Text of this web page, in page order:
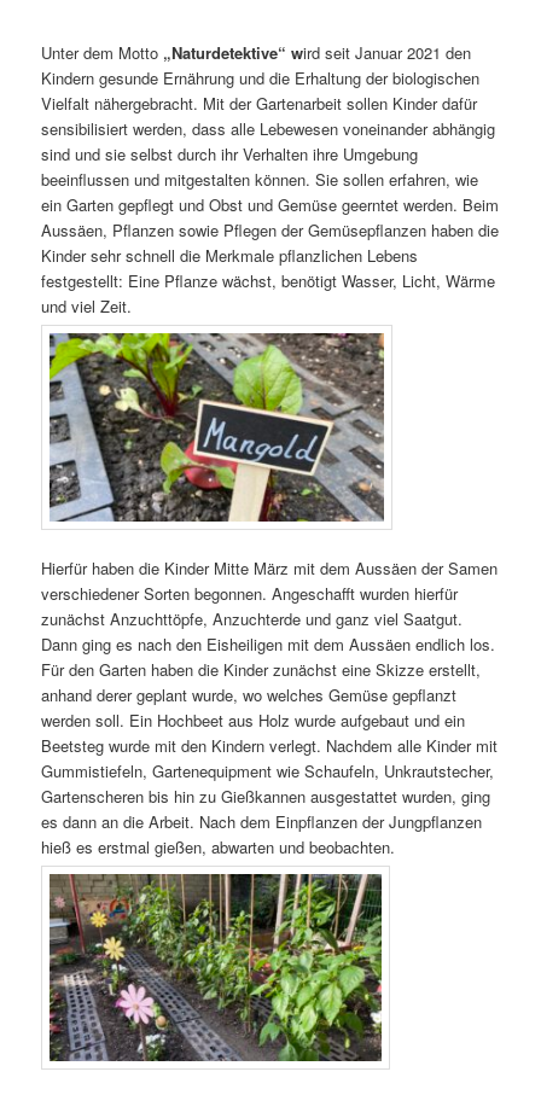
Unter dem Motto „Naturdetektive“ wird seit Januar 2021 den
Kindern gesunde Ernährung und die Erhaltung der biologischen
Vielfalt nähergebracht. Mit der Gartenarbeit sollen Kinder dafür
sensibilisiert werden, dass alle Lebewesen voneinander abhängig
sind und sie selbst durch ihr Verhalten ihre Umgebung
beeinflussen und mitgestalten können. Sie sollen erfahren, wie
ein Garten gepflegt und Obst und Gemüse geerntet werden. Beim
Aussäen, Pflanzen sowie Pflegen der Gemüsepflanzen haben die
Kinder sehr schnell die Merkmale pflanzlichen Lebens
festgestellt: Eine Pflanze wächst, benötigt Wasser, Licht, Wärme
und viel Zeit.
Hierfür haben die Kinder Mitte März mit dem Aussäen der Samen
verschiedener Sorten begonnen. Angeschafft wurden hierfür
zunächst Anzuchttöpfe, Anzuchterde und ganz viel Saatgut.
Dann ging es nach den Eisheiligen mit dem Aussäen endlich los.
Für den Garten haben die Kinder zunächst eine Skizze erstellt,
anhand derer geplant wurde, wo welches Gemüse gepflanzt
werden soll. Ein Hochbeet aus Holz wurde aufgebaut und ein
Beetsteg wurde mit den Kindern verlegt. Nachdem alle Kinder mit
Gummistiefeln, Gartenequipment wie Schaufeln, Unkrautstecher,
Gartenscheren bis hin zu Gießkannen ausgestattet wurden, ging
es dann an die Arbeit. Nach dem Einpflanzen der Jungpflanzen
hieß es erstmal gießen, abwarten und beobachten.